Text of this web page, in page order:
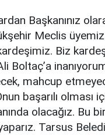
Başkanınız
Meclis
Biz
Boltaç’a
mahcup
başarılı olması
olacağız. Bu
Tarsus